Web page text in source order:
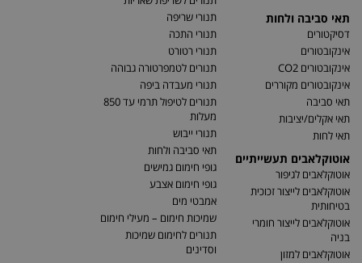
תאי סביבה ולחות
דסיקטורים
אינקובטורים
אינקובטורים CO2
אינקובטורים מקוררים
תאי סביבה
תאי אקלים/יציבות
תאי לחות
אוטוקלאבים תעשייתיים
אוטוקלאבים לגיפור
אוטוקלאבים לייצור זכוכית
בטיחותית
אוטוקלאבים לייצור חומרי
בניה
אוטוקלאבים למזון
תנורי שריפה
תנורי התכה
תנורי רטורט
תנורים לטמפרטורה גבוהה
תנורי מעבדה ביפה
תנורים לטיפול תרמי עד 850
מעלות
תנורי ייבוש
תאי סביבה ולחות
גופי חימום גמישים
גופי חימום אצבע
אמבטי מים
שמיכות חימום – מעילי חימום
תנורים לחימום שמיכות
וסדינים